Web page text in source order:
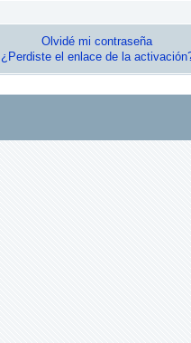
Olvidé mi contraseña
¿Perdiste el enlace de la